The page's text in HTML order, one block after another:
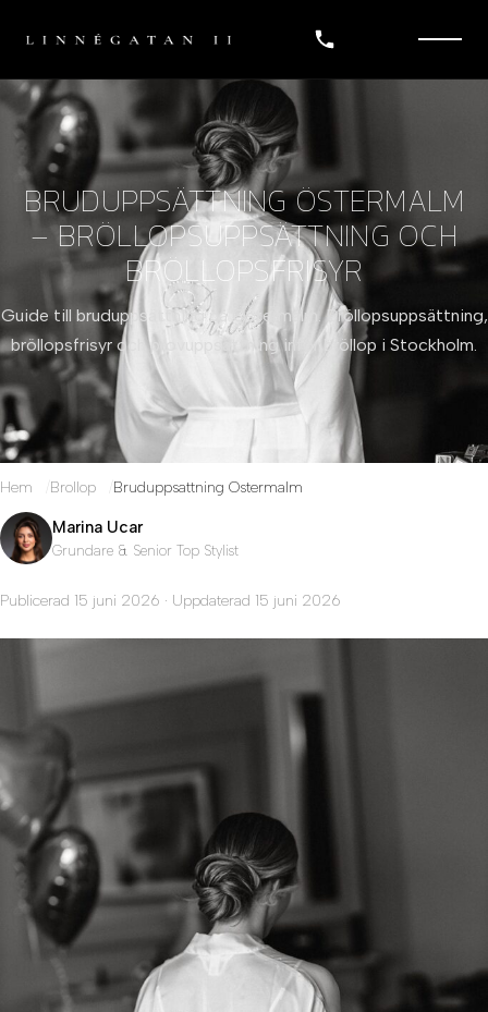
BRUDUPPSÄTTNING ÖSTERMALM
– BRÖLLOPSUPPSÄTTNING OCH
BRÖLLOPSFRISYR
Guide till bruduppsättning på Östermalm. Bröllopsuppsättning,
bröllopsfrisyr och provuppsättning inför bröllop i Stockholm.
Hem Brollop Bruduppsattning Ostermalm
Marina Ucar
Grundare & Senior Top Stylist
Publicerad 15 juni 2026 · Uppdaterad 15 juni 2026